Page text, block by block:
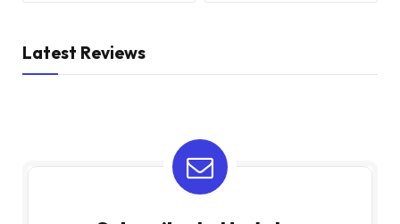
Latest Reviews